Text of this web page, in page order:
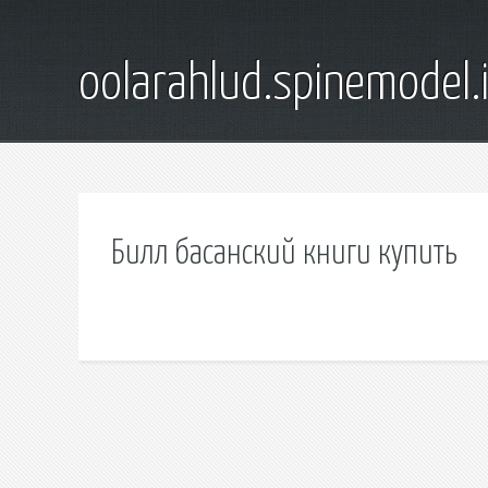
Билл басанский книги купить